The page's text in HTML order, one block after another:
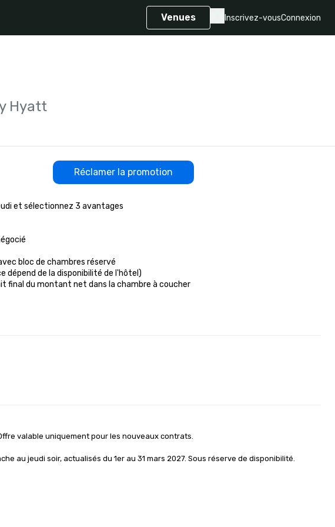
Venues Inscrivez-vousConnexion
Hyatt
Réclamer la promotion
et sélectionnez 3 avantages
bloc de chambres réservé
dépend de la disponibilité de l'hôtel)
final du montant net dans la chambre à coucher
valable uniquement pour les nouveaux contrats.
au jeudi soir, actualisés du 1er au 31 mars 2027. Sous réserve de disponibilité.